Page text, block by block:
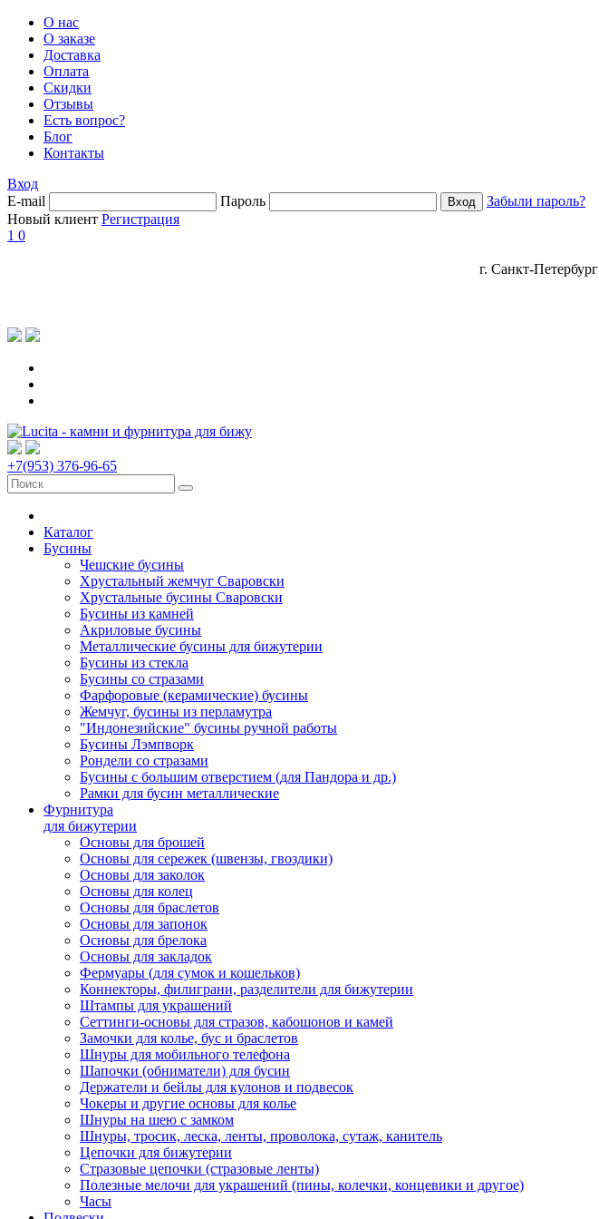
О нас
О заказе
Доставка
Оплата
Скидки
Отзывы
Есть вопрос?
Блог
Контакты
Вход
E-mail
Пароль
Забыли пароль?
Новый клиент Регистрация
1 0
г. Санкт-Петербург
+7(953) 376-96-65
Каталог
Бусины
Чешские бусины
Хрустальный жемчуг Сваровски
Хрустальные бусины Сваровски
Бусины из камней
Акриловые бусины
Металлические бусины для бижутерии
Бусины из стекла
Бусины со стразами
Фарфоровые (керамические) бусины
Жемчуг, бусины из перламутра
"Индонезийские" бусины ручной работы
Бусины Лэмпворк
Рондели со стразами
Бусины с большим отверстием (для Пандора и др.)
Рамки для бусин металлические
Фурнитура
для бижутерии
Основы для брошей
Основы для сережек (швензы, гвоздики)
Основы для заколок
Основы для колец
Основы для браслетов
Основы для запонок
Основы для брелока
Основы для закладок
Фермуары (для сумок и кошельков)
Коннекторы, филиграни, разделители для бижутерии
Штампы для украшений
Сеттинги-основы для стразов, кабошонов и камей
Замочки для колье, бус и браслетов
Шнуры для мобильного телефона
Шапочки (обниматели) для бусин
Держатели и бейлы для кулонов и подвесок
Чокеры и другие основы для колье
Шнуры на шею с замком
Шнуры, тросик, леска, ленты, проволока, сутаж, канитель
Цепочки для бижутерии
Стразовые цепочки (стразовые ленты)
Полезные мелочи для украшений (пины, колечки, концевики и другое)
Часы